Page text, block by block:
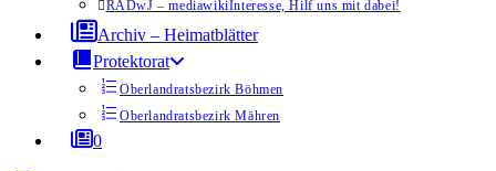
RADwJ – mediawikiInteresse, Hilf uns mit dabei!
Archiv – Heimatblätter
Protektorat
Oberlandratsbezirk Böhmen
Oberlandratsbezirk Mähren
0